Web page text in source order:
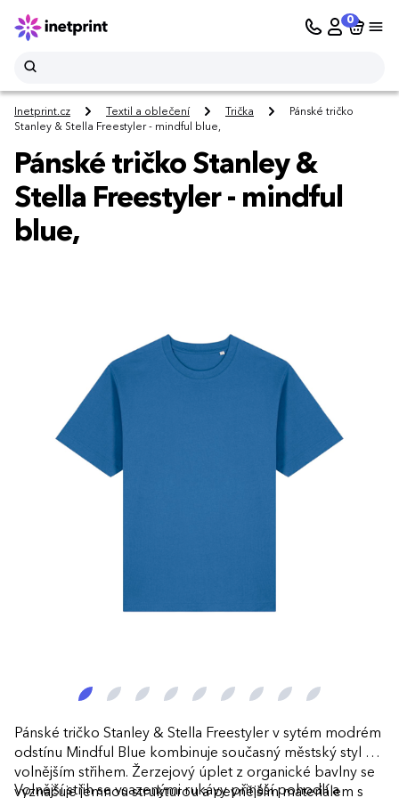
0
Inetprint.cz Textil a oblečení Trička
Pánské tričko
Stanley & Stella Freestyler - mindful blue,
Pánské tričko Stanley &
Stella Freestyler - mindful
blue,
Pánské tričko Stanley & Stella Freestyler v sytém modrém
odstínu Mindful Blue kombinuje současný městský styl s
volnějším střihem. Žerzejový úplet z organické bavlny se
vyznačuje jemnou strukturou a pevnějším materiálem s
Volnější střih se vsazenými rukávy přináší pohodlí a